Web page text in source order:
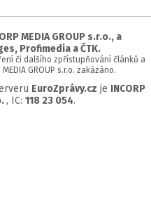
MEDIA GROUP s.r.o., a
Profimedia a ČTK.
či dalšího zpřístupňování článků a
GROUP s.r.o. zakázáno.
EuroZprávy.cz je INCORP
, IC: 118 23 054.